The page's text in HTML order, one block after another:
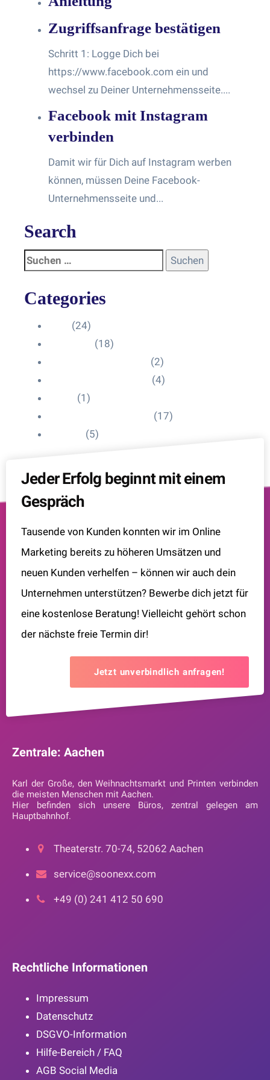
Zugriffsanfrage bestätigen
Schritt 1: Logge Dich bei
https://www.facebook.com ein und
wechsel zu Deiner Unternehmensseite....
Facebook mit Instagram
verbinden
Damit wir für Dich auf Instagram werben
können, müssen Deine Facebook-
Unternehmensseite und...
Search
Categories
(24)
(18)
(2)
(4)
(1)
(17)
(5)
Jeder Erfolg beginnt mit einem
Gespräch
Tausende von Kunden konnten wir im Online
Marketing bereits zu höheren Umsätzen und
neuen Kunden verhelfen – können wir auch dein
Unternehmen unterstützen? Bewerbe dich jetzt für
eine kostenlose Beratung! Vielleicht gehört schon
der nächste freie Termin dir!
Jetzt unverbindlich anfragen!
Zentrale: Aachen
Karl der Große, den Weihnachtsmarkt und Printen verbinden
die meisten Menschen mit Aachen.
Hier befinden sich unsere Büros, zentral gelegen am
Hauptbahnhof.
Theaterstr. 70-74, 52062 Aachen
service@soonexx.com
+49 (0) 241 412 50 690
Rechtliche Informationen
Impressum
Datenschutz
DSGVO-Information
Hilfe-Bereich / FAQ
AGB Social Media